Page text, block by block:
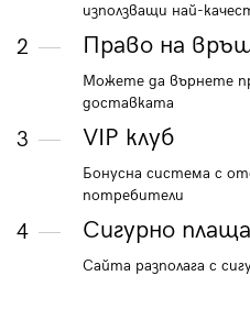
използващи най-
2 Право на
Можете да върнете
доставката
3 VIP клуб
Бонусна система с
потребители
4 Сигурно
Сайта разполага с